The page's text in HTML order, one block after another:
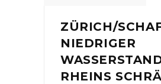
ZÜRICH/
NIEDRIGER
RHEINS